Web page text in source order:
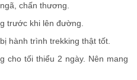
chấn thương.
trước khi lên đường.
hành trình trekking thật tốt.
cho tối thiểu 2 ngày. Nên mang